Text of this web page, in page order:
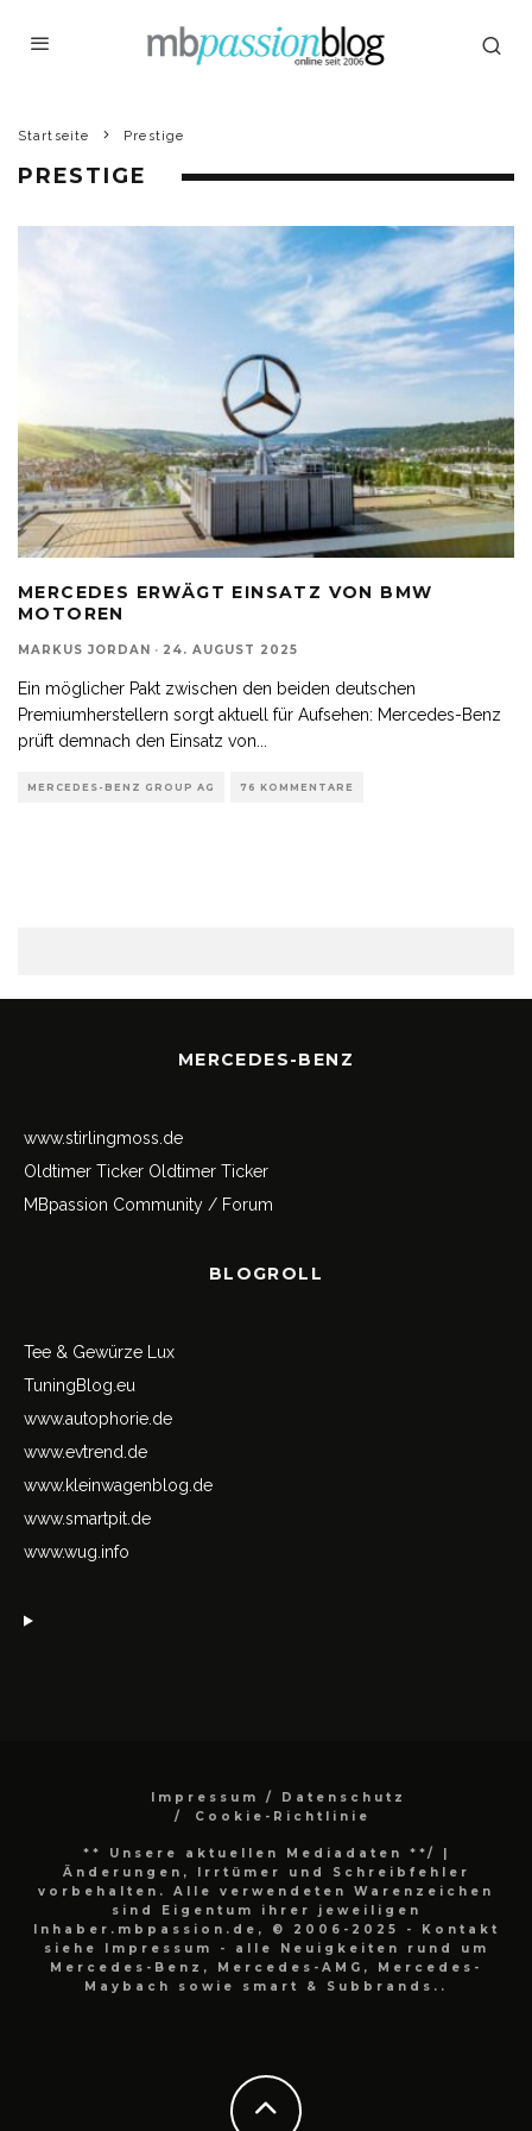
Startseite Prestige
PRESTIGE
MERCEDES ERWÄGT EINSATZ VON BMW
MOTOREN
MARKUS JORDAN · 24. AUGUST 2025
Ein möglicher Pakt zwischen den beiden deutschen
Premiumherstellern sorgt aktuell für Aufsehen: Mercedes-Benz
prüft demnach den Einsatz von
MERCEDES-BENZ GROUP AG 76 KOMMENTARE
MERCEDES-BENZ
www.stirlingmoss.de
Oldtimer Ticker Oldtimer Ticker
MBpassion Community / Forum
BLOGROLL
Tee & Gewürze Lux
TuningBlog.eu
www.autophorie.de
www.evtrend.de
www.kleinwagenblog.de
www.smartpit.de
www.wug.info
Impressum / Datenschutz
Cookie-Richtlinie
** Unsere aktuellen Mediadaten **/
|
Änderungen, Irrtümer und Schreibfehler
vorbehalten. Alle verwendeten Warenzeichen
sind Eigentum ihrer jeweiligen
Inhaber.mbpassion.de, © 2006-2025 - Kontakt
siehe Impressum - alle Neuigkeiten rund um
Mercedes-Benz, Mercedes-AMG, Mercedes-
Maybach sowie smart & Subbrands..